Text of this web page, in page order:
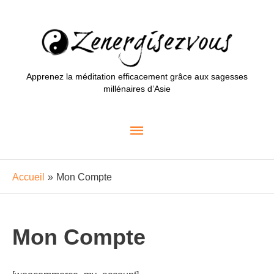
Apprenez la méditation efficacement grâce aux sagesses
millénaires d’Asie
Menu
principal
Accueil Mon Compte
Mon Compte